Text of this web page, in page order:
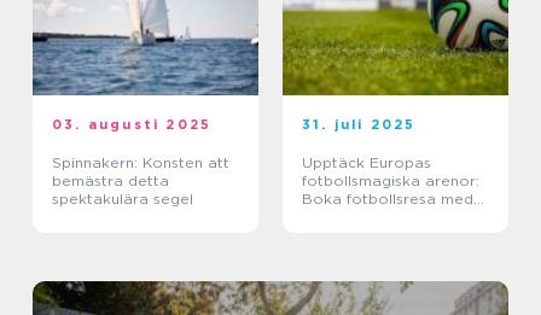
03. augusti 2025
Spinnakern: Konsten att
bemästra detta
spektakulära segel
31. juli 2025
Upptäck Europas
fotbollsmagiska arenor:
Boka fotbollsresa med